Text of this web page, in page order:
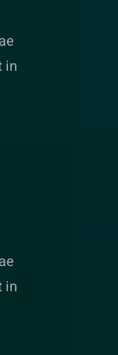
in
in